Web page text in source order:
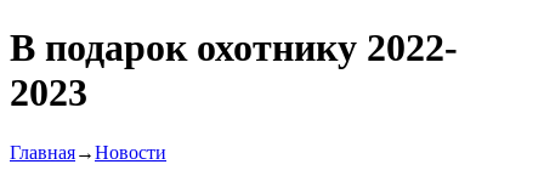
В подарок охотнику 2022-
2023
Главная→Новости